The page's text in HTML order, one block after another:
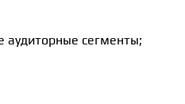
аудиторные сегменты;